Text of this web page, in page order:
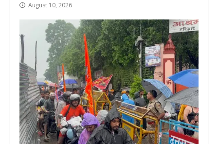
August 10, 2026